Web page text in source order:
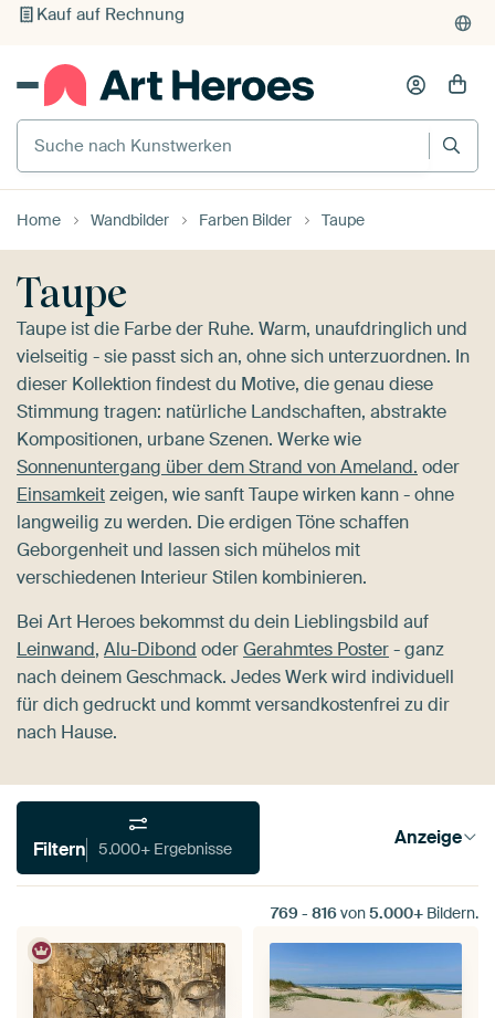
Individueller Druck auf Bestellung
Suche nach Kunstwerken
Home Wandbilder Farben Bilder Taupe
Taupe
Taupe ist die Farbe der Ruhe. Warm, unaufdringlich und
vielseitig - sie passt sich an, ohne sich unterzuordnen. In
dieser Kollektion findest du Motive, die genau diese
Stimmung tragen: natürliche Landschaften, abstrakte
Kompositionen, urbane Szenen. Werke wie
Sonnenuntergang über dem Strand von Ameland. oder
Einsamkeitzeigen, wie sanft Taupe wirken kann - ohne
langweilig zu werden. Die erdigen Töne schaffen
Geborgenheit und lassen sich mühelos mit
verschiedenen Interieur Stilen kombinieren.
Bei Art Heroes bekommst du dein Lieblingsbild auf
Leinwand, Alu-Dibond oderGerahmtes Poster- ganz
nach deinem Geschmack. Jedes Werk wird individuell
für dich gedruckt und kommt versandkostenfrei zu dir
nach Hause.
Filtern 5.000+ Ergebnisse Anzeige
769 - 816von5.000+ Bildern.